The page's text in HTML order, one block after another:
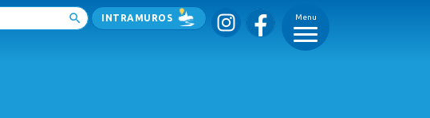
INTRAMUROS
Menu
_
_